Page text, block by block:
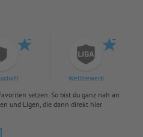
Wettbewerb
setzen. So bist du ganz nah an
und Ligen, die dann direkt hier